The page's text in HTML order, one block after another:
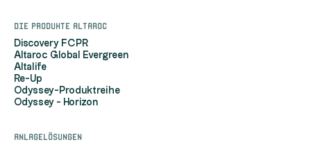
Die Produkte Altaroc
Discovery FCPR
Altaroc Global Evergreen
Altalife
Re-Up
Odyssey-Produktreihe
Odyssey - Horizon
Anlagelösungen